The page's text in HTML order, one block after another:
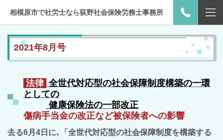
相模原市で社労士なら荻野社会保険労務士事務所
2021年8月号
法律 全世代対応型の社会保障制度構築の一環
としての
健康保険法の一部改正
傷病手当金の改正など被保険者への影響
去る6月4日に､「全世代対応型の社会保障制度を構築する